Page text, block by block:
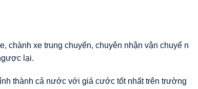
chành xe trung chuyển, chuyên nhận vận chuyể n
lại.
thành cả nước với giá cước tốt nhất trên trường